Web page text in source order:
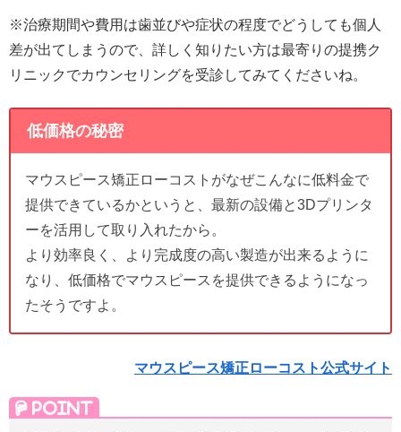
※治療期間や費用は歯並びや症状の程度でどうしても個人
差が出てしまうので、詳しく知りたい方は最寄りの提携ク
リニックでカウンセリングを受診してみてくださいね。
低価格の秘密
マウスピース矯正ローコストがなぜこんなに低料金で
提供できているかというと、最新の設備と3Dプリンタ
ーを活用して取り入れたから。
より効率良く、より完成度の高い製造が出来るように
なり、低価格でマウスピースを提供できるようになっ
たそうですよ。
マウスピース矯正ローコスト公式サイト